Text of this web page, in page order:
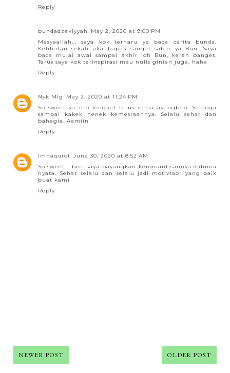
Reply
bundadzakiyyah
May 2, 2020 at 9:00 PM
Masyaallah... saya kok terharu ya baca cerita bunda.
Kelihatan sekali jika bapak sangat sabar ya Bun. Saya
baca mulai awal sampai akhir loh Bun, keren banget.
Terus saya kok terinspirasi mau nulis ginian juga, haha
Reply
Nyk Mlg
May 2, 2020 at 11:24 PM
So sweet ya mb lengket terus sama ayangbeb. Semoga
sampai kakek nenek kemesraannya. Selalu sehat dan
bahagia. Aamiin
Reply
Imhaqurot June 30, 2020 at 8:52 AM
So sweet... bisa saya bayangkan keromantisannya didunia
nyata. Sehat selalu dan selalu jadi motivtaor yang baik
buat kami
Reply
NEWER POST OLDER POST